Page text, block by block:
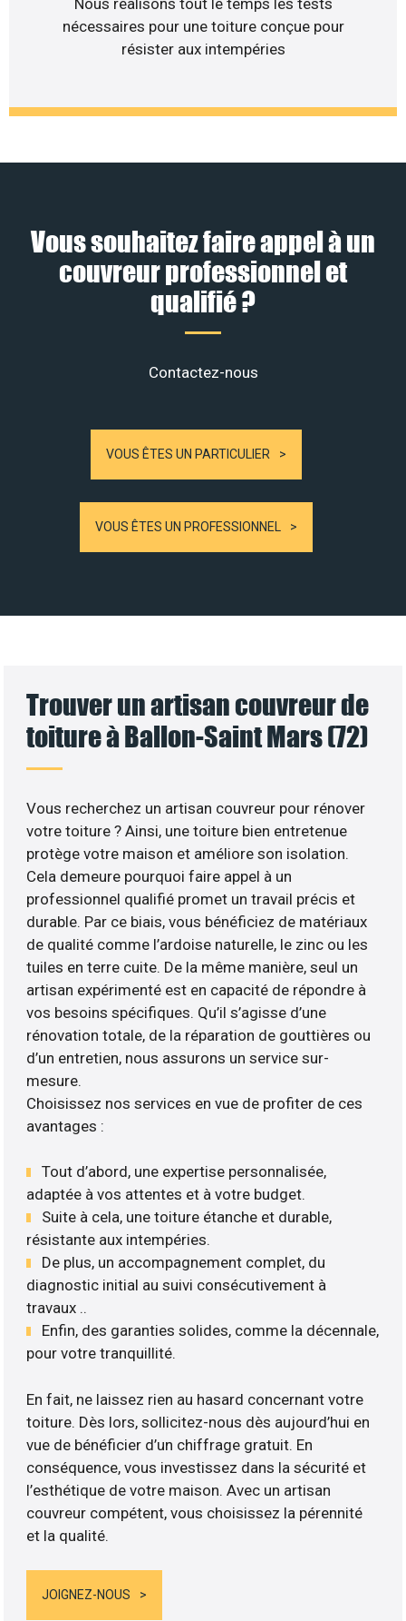
Nous réalisons tout le temps les tests
nécessaires pour une toiture conçue pour
résister aux intempéries
Vous souhaitez faire appel à un
couvreur professionnel et
qualifié ?
Contactez-nous
VOUS ÊTES UN PARTICULIER
VOUS ÊTES UN PROFESSIONNEL
Trouver un artisan couvreur de
toiture à Ballon-Saint Mars (72)
Vous recherchez un artisan couvreur pour rénover
votre toiture ? Ainsi, une toiture bien entretenue
protège votre maison et améliore son isolation.
Cela demeure pourquoi faire appel à un
professionnel qualifié promet un travail précis et
durable. Par ce biais, vous bénéficiez de matériaux
de qualité comme l’ardoise naturelle, le zinc ou les
tuiles en terre cuite. De la même manière, seul un
artisan expérimenté est en capacité de répondre à
vos besoins spécifiques. Qu’il s’agisse d’une
rénovation totale, de la réparation de gouttières ou
d’un entretien, nous assurons un service sur-
mesure.
Choisissez nos services en vue de profiter de ces
avantages :
Tout d’abord, une expertise personnalisée,
adaptée à vos attentes et à votre budget.
Suite à cela, une toiture étanche et durable,
résistante aux intempéries.
De plus, un accompagnement complet, du
diagnostic initial au suivi consécutivement à
travaux ..
Enfin, des garanties solides, comme la décennale,
pour votre tranquillité.
En fait, ne laissez rien au hasard concernant votre
toiture. Dès lors, sollicitez-nous dès aujourd’hui en
vue de bénéficier d’un chiffrage gratuit. En
conséquence, vous investissez dans la sécurité et
l’esthétique de votre maison. Avec un artisan
couvreur compétent, vous choisissez la pérennité
et la qualité.
JOIGNEZ-NOUS